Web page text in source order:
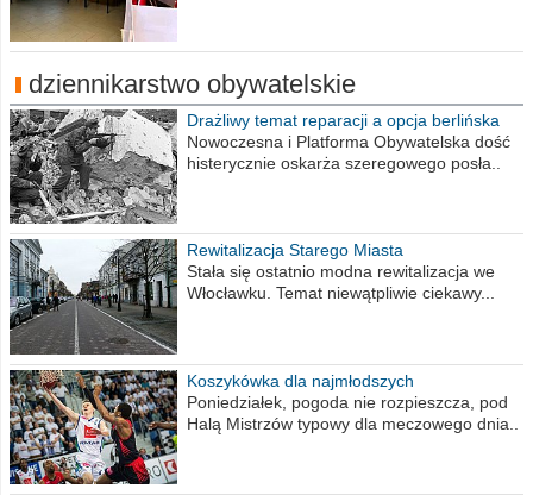
dziennikarstwo obywatelskie
Drażliwy temat reparacji a opcja berlińska
Nowoczesna i Platforma Obywatelska dość
histerycznie oskarża szeregowego posła..
Rewitalizacja Starego Miasta
Stała się ostatnio modna rewitalizacja we
Włocławku. Temat niewątpliwie ciekawy...
Koszykówka dla najmłodszych
Poniedziałek, pogoda nie rozpieszcza, pod
Halą Mistrzów typowy dla meczowego dnia..